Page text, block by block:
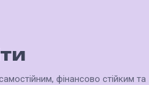
фінансово стійким та